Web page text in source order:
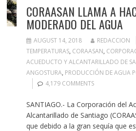
CORAASAN LLAMA A
MODERADO DEL AGUA
AUGUST 14, 2018 REDACCION
TEMPERATURAS, CORAASAN,
ACUEDUCTO Y ALCANTARILLADO DE
ANGOSTURA, PRODUCCIÓN DE AGUA
4,179 COMMENTS
SANTIAGO.- La Corporación del
Alcantarillado de Santiago
que debido a la gran sequía que